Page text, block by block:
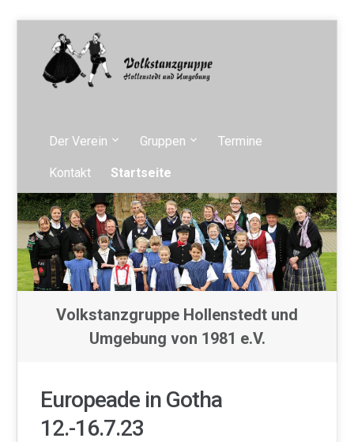
Der Verein Gruppen Termine
Kontakt Startseite
Volkstanzgruppe Hollenstedt und
Umgebung von 1981 e.V.
Europeade in Gotha
12.-16.7.23